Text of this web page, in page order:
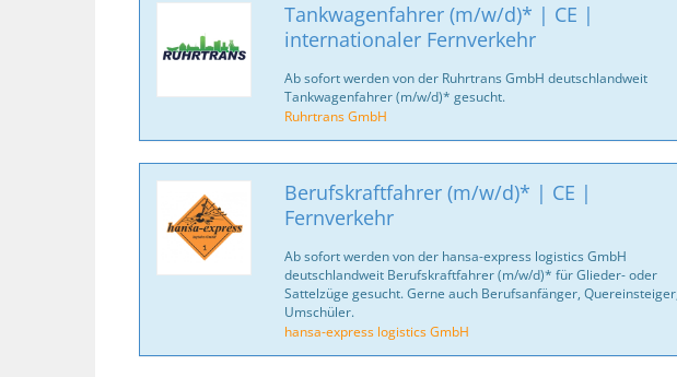
Tankwagenfahrer (m/w/d)* | CE |
internationaler Fernverkehr
Ab sofort werden von der Ruhrtrans GmbH deutschlandweit
Tankwagenfahrer (m/w/d)* gesucht.
Ruhrtrans GmbH
Berufskraftfahrer (m/w/d)* | CE |
Fernverkehr
Ab sofort werden von der hansa-express logistics GmbH
deutschlandweit Berufskraftfahrer (m/w/d)* für Glieder- oder
Sattelzüge gesucht. Gerne auch Berufsanfänger, Quereinsteiger,
Umschüler.
hansa-express logistics GmbH